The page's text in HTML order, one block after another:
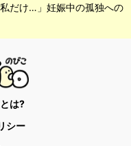
私だけ…」妊娠中の孤独への
は?
シー